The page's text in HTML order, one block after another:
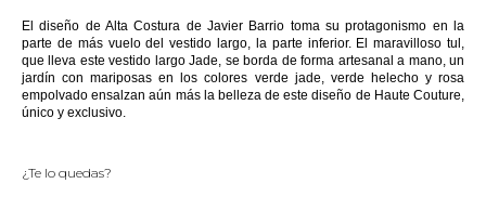
El diseño de Alta Costura de Javier Barrio toma su protagonismo en la
parte de más vuelo del vestido largo, la parte inferior. El maravilloso tul,
que lleva este vestido largo Jade, se borda de forma artesanal a mano, un
jardín con mariposas en los colores verde jade, verde helecho y rosa
empolvado ensalzan aún más la belleza de este diseño de Haute Couture,
único y exclusivo.
¿Te lo quedas?